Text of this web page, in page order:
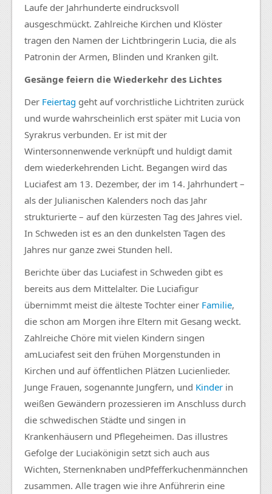
Laufe der Jahrhunderte eindrucksvoll
ausgeschmückt. Zahlreiche Kirchen und Klöster
tragen den Namen der Lichtbringerin Lucia, die als
Patronin der Armen, Blinden und Kranken gilt.
Gesänge feiern die Wiederkehr des Lichtes
Der Feiertag geht aufvorchristliche Lichtriten zurück
und wurde wahrscheinlich erst später mit Lucia von
Syrakrus verbunden. Er ist mit der
Wintersonnenwende verknüpft und huldigt damit
dem wiederkehrenden Licht. Begangen wird das
Luciafest am 13. Dezember, der im 14. Jahrhundert –
als der Julianischen Kalenders noch das Jahr
strukturierte – auf den kürzesten Tag des Jahres viel.
In Schweden ist es an den dunkelsten Tagen des
Jahres nur ganze zwei Stunden hell.
Berichte über das Luciafest in Schweden gibt es
bereits aus dem Mittelalter. Die Luciafigur
übernimmt meist die älteste Tochter einer Familie,
die schon am Morgen ihre Eltern mit Gesang weckt.
Zahlreiche Chöre mit vielen Kindern singen
amLuciafest seit den frühen Morgenstunden in
Kirchen und auf öffentlichen Plätzen Lucienlieder.
Junge Frauen, sogenannte Jungfern, und Kinder in
weißen Gewändern prozessieren im Anschluss durch
die schwedischen Städte und singen in
Krankenhäusern und Pflegeheimen. Das illustres
Gefolge der Luciakönigin setzt sich auch aus
Wichten, Sternenknaben undPfefferkuchenmännchen
zusammen. Alle tragen wie ihre Anführerin eine